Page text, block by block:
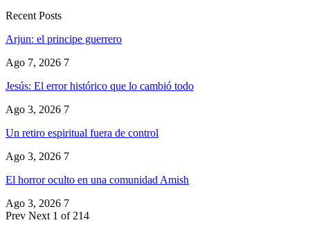
Recent Posts
Arjun: el principe guerrero
Ago 7, 2026 7
Jesús: El error histórico que lo cambió todo
Ago 3, 2026 7
Un retiro espiritual fuera de control
Ago 3, 2026 7
El horror oculto en una comunidad Amish
Ago 3, 2026 7
Prev Next 1 of 214